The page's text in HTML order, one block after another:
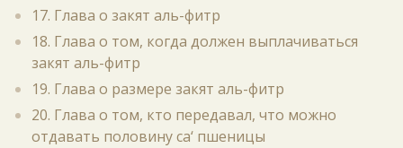
17. Глава о закят аль-фитр
18. Глава о том, когда должен выплачиваться
закят аль-фитр
19. Глава о размере закят аль-фитр
20. Глава о том, кто передавал, что можно
отдавать половину са‘ пшеницы